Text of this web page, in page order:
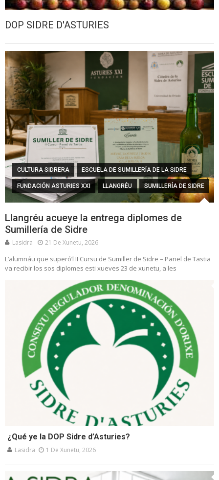
DOP SIDRE D'ASTURIES
CULTURA SIDRERA ESCUELA DE SUMILLERÍA DE LA SIDRE
FUNDACIÓN ASTURIES XXI LLANGRÉU SUMILLERÍA DE SIDRE
Llangréu acueye la entrega diplomes de
Sumillería de Sidre
Lasidra 21 De Xunetu, 2026
L’alumnáu que superó’l II Cursu de Sumiller de Sidre – Panel de Tastia
va recibir los sos diplomes esti xueves 23 de xunetu, a les
¿Qué ye la DOP Sidre d’Asturies?
Lasidra 1 De Xunetu, 2026